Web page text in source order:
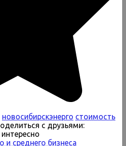
новосибирскэнерго стоимость
с друзьями: